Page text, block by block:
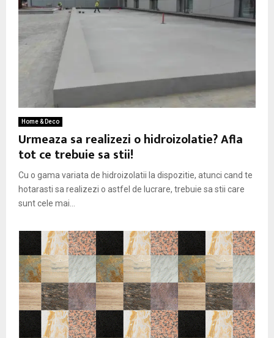
Home & Deco
Urmeaza sa realizezi o hidroizolatie? Afla
tot ce trebuie sa stii!
Cu o gama variata de hidroizolatii la dispozitie, atunci cand te
hotarasti sa realizezi o astfel de lucrare, trebuie sa stii care
sunt cele mai...